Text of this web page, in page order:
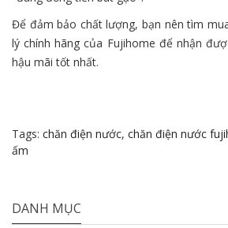
Để đảm bảo chất lượng, bạn nên tìm
lý chính hãng của Fujihome để nhận
hậu mãi tốt nhất.
Tags: chăn điện nước, chăn điện nước
ấm
DANH MỤC